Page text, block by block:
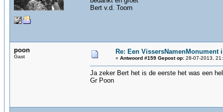
Bert v.d. Toorn
poon
Gast
Re: Een VissersNamenMonument
« Antwoord #159 Gepost op: 28-07-2013,
Ja zeker Bert het is de eerste het was een
Gr Poon